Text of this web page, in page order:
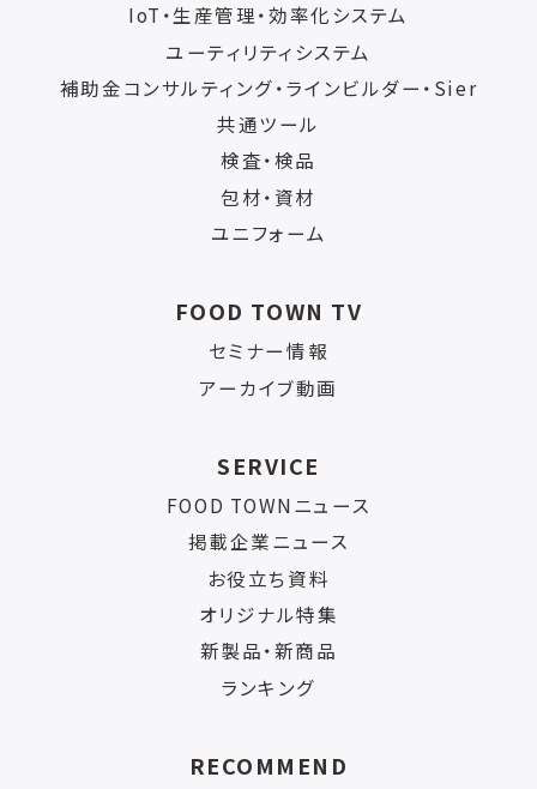
IoT・生産管理・効率化システム
ユーティリティシステム
補助金コンサルティング・ラインビルダー・Sier
共通ツール
検査・検品
包材・資材
ユニフォーム
FOOD TOWN TV
セミナー情報
アーカイブ動画
SERVICE
FOOD TOWNニュース
掲載企業ニュース
お役立ち資料
オリジナル特集
新製品・新商品
ランキング
RECOMMEND